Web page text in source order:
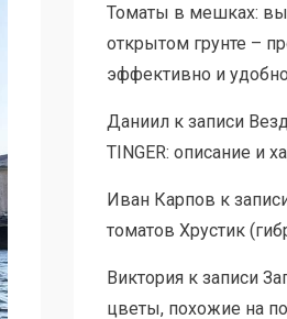
Томаты в мешках:
открытом грунте –
эффективно и удобно
Даниилк записи
TINGER: описание и
Иван Карпов к
томатов Хрустик
Викторияк записи
цветы, похожие на